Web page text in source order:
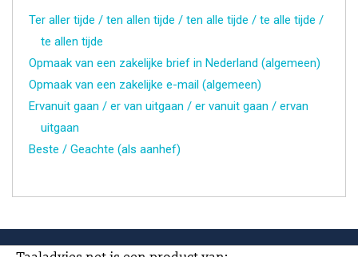
Ter aller tijde / ten allen tijde / ten alle tijde / te alle tijde /
te allen tijde
Opmaak van een zakelijke brief in Nederland (algemeen)
Opmaak van een zakelijke e-mail (algemeen)
Ervanuit gaan / er van uitgaan / er vanuit gaan / ervan
uitgaan
Beste / Geachte (als aanhef)